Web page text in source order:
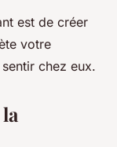
est de créer
votre
chez eux.